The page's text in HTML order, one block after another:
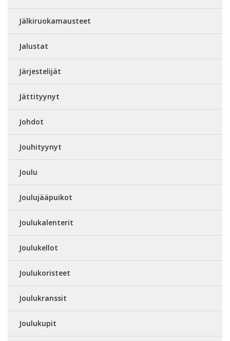
Jälkiruokamausteet
Jalustat
Järjestelijät
Jättityynyt
Johdot
Jouhityynyt
Joulu
Joulujääpuikot
Joulukalenterit
Joulukellot
Joulukoristeet
Joulukranssit
Joulukupit